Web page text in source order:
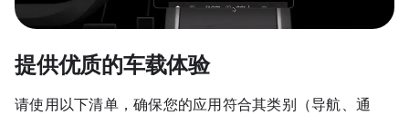
提供优质的车载体验
请使用以下清单，确保您的应用符合其类别（导航、通